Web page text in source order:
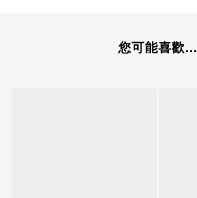
您可能喜歡...